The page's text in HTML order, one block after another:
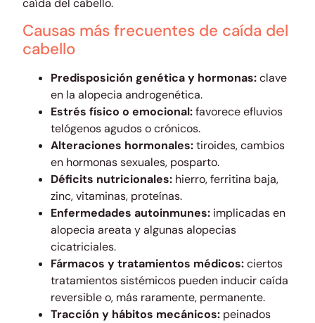
caída del cabello.
Causas más frecuentes de caída del
cabello
Predisposición genética y hormonas:clave
en la alopecia androgenética.
Estrés físico o emocional:favorece efluvios
telógenos agudos o crónicos.
Alteraciones hormonales:tiroides, cambios
en hormonas sexuales, posparto.
Déficits nutricionales: hierro, ferritina baja,
zinc, vitaminas, proteínas.
Enfermedades autoinmunes: implicadas en
alopecia areata y algunas alopecias
cicatriciales.
Fármacos y tratamientos médicos:ciertos
tratamientos sistémicos pueden inducir caída
reversible o, más raramente, permanente.
Tracción y hábitos mecánicos: peinados